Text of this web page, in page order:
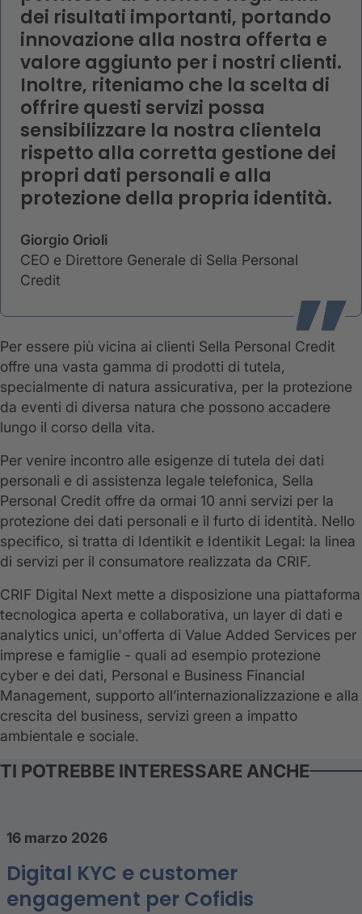
dei risultati importanti, portando
innovazione alla nostra offerta e
valore aggiunto per i nostri clienti.
Inoltre, riteniamo che la scelta di
offrire questi servizi possa
sensibilizzare la nostra clientela
rispetto alla corretta gestione dei
propri dati personali e alla
protezione della propria identità.
Giorgio Orioli
CEO e Direttore Generale di Sella Personal
Credit
Per essere più vicina ai clienti Sella Personal Credit
offre una vasta gamma di prodotti di tutela,
specialmente di natura assicurativa, per la protezione
da eventi di diversa natura che possono accadere
lungo il corso della vita.
Per venire incontro alle esigenze di tutela dei dati
personali e di assistenza legale telefonica, Sella
Personal Credit offre da ormai 10 anni servizi per la
protezione dei dati personali e il furto di identità. Nello
specifico, si tratta di Identikit e Identikit Legal: la linea
di servizi per il consumatore realizzata da CRIF.
CRIF Digital Next mette a disposizione una piattaforma
tecnologica aperta e collaborativa, un layer di dati e
analytics unici, un'offerta di Value Added Services per
imprese e famiglie - quali ad esempio protezione
cyber e dei dati, Personal e Business Financial
Management, supporto all’internazionalizzazione e alla
crescita del business, servizi green a impatto
ambientale e sociale.
TI POTREBBE INTERESSARE ANCHE
16 marzo 2026
Digital KYC e customer
engagement per Cofidis